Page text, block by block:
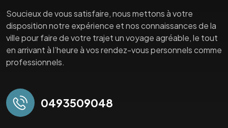
Soucieux de vous satisfaire, nous mettons à votre
disposition notre expérience et nos connaissances de la
ville pour faire de votre trajet un voyage agréable, le tout
en arrivant à l’heure à vos rendez-vous personnels comme
professionnels.
0493509048